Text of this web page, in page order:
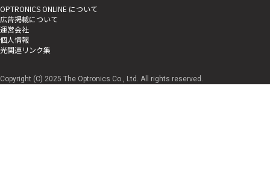
OPTRONICS ONLINE について
広告掲載について
運営会社
個人情報
光関連リンク集
Copyright (C) 2025 The Optronics Co., Ltd. All rights reserved.